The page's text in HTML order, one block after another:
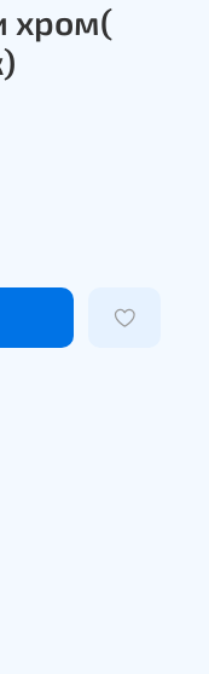
хром(